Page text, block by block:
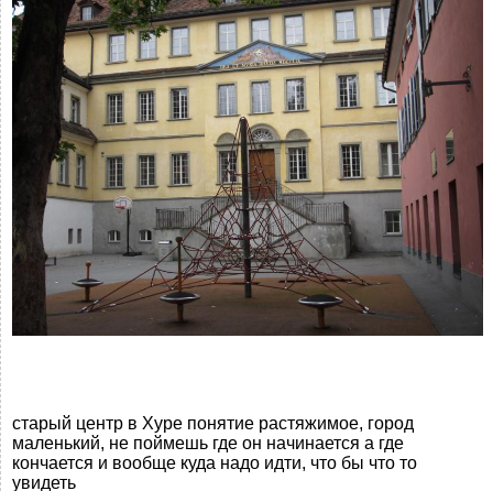
старый центр в Хуре понятие растяжимое, город
маленький, не поймешь где он начинается а где
кончается и вообще куда надо идти, что бы что то
увидеть